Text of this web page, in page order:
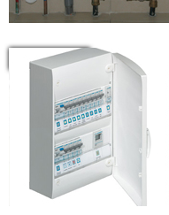
+ ELECTRICITE